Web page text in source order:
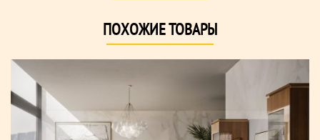
ПОХОЖИЕ ТОВАРЫ